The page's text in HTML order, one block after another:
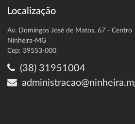
Localização
Av. Domingos José de Matos, 67 - Centro
Ninheira-MG
Cep: 39553-000
(38) 31951004